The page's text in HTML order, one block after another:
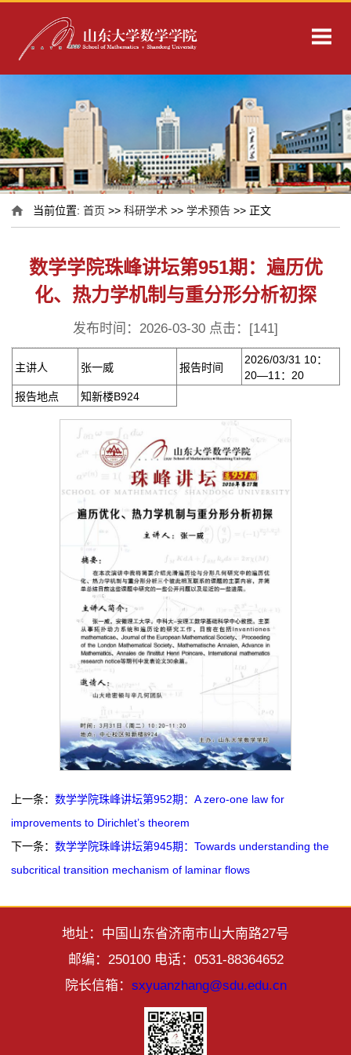
当前位置:首页 >>科研学术 >>学术预告 >> 正文
数学学院珠峰讲坛第951期：遍历优
化、热力学机制与重分形分析初探
发布时间：2026-03-30 点击：[141]
主讲人 张一威 报告时间
2026/03/31 10：
20—11：20
报告地点
知新楼B924
上一条：数学学院珠峰讲坛第952期：A zero-one law for
improvements to Dirichlet’s theorem
下一条：数学学院珠峰讲坛第945期：Towards understanding the
subcritical transition mechanism of laminar flows
地址：中国山东省济南市山大南路27号
邮编：250100 电话：0531-88364652
院长信箱： sxyuanzhang@sdu.edu.cn